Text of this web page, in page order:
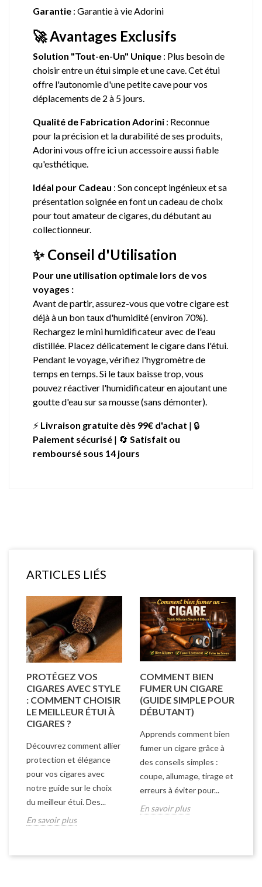
Garantie : Garantie à vie Adorini
🚀 Avantages Exclusifs
Solution "Tout-en-Un" Unique : Plus besoin de
choisir entre un étui simple et une cave. Cet étui
offre l'autonomie d'une petite cave pour vos
déplacements de 2 à 5 jours.
Qualité de Fabrication Adorini : Reconnue
pour la précision et la durabilité de ses produits,
Adorini vous offre ici un accessoire aussi fiable
qu'esthétique.
Idéal pour Cadeau : Son concept ingénieux et sa
présentation soignée en font un cadeau de choix
pour tout amateur de cigares, du débutant au
collectionneur.
✨ Conseil d'Utilisation
Pour une utilisation optimale lors de vos
voyages :
Avant de partir, assurez-vous que votre cigare est
déjà à un bon taux d'humidité (environ 70%).
Rechargez le mini humidificateur avec de l'eau
distillée. Placez délicatement le cigare dans l'étui.
Pendant le voyage, vérifiez l'hygromètre de
temps en temps. Si le taux baisse trop, vous
pouvez réactiver l'humidificateur en ajoutant une
goutte d'eau sur sa mousse (sans démonter).
⚡ Livraison gratuite dès 99€ d'achat | 🔒
Paiement sécurisé | 🔄 Satisfait ou
remboursé sous 14 jours
ARTICLES LIÉS
PROTÉGEZ VOS
CIGARES AVEC STYLE
: COMMENT CHOISIR
LE MEILLEUR ÉTUI À
CIGARES ?
Découvrez comment allier
protection et élégance
pour vos cigares avec
notre guide sur le choix
du meilleur étui. Des...
En savoir plus
COMMENT BIEN
FUMER UN CIGARE
(GUIDE SIMPLE POUR
DÉBUTANT)
Apprends comment bien
fumer un cigare grâce à
des conseils simples :
coupe, allumage, tirage et
erreurs à éviter pour...
En savoir plus